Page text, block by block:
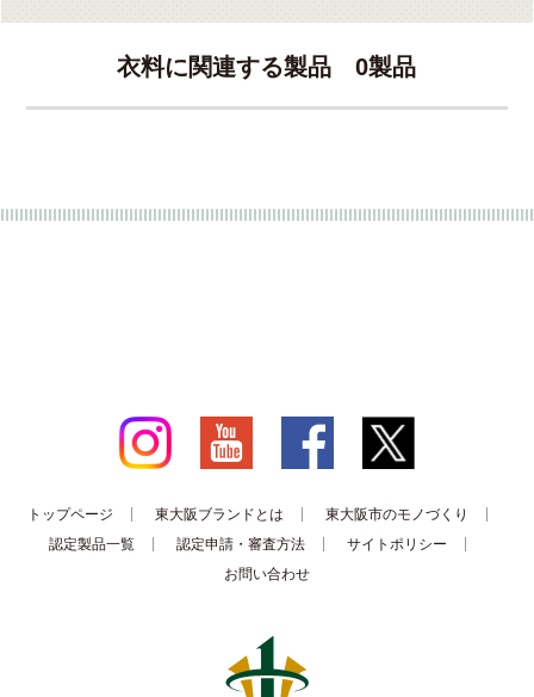
衣料に関連する製品 0製品
トップページ 東大阪ブランドとは
東大阪市のモノづくり
認定製品一覧
認定申請・審査方法
サイトポリシー
お問い合わせ